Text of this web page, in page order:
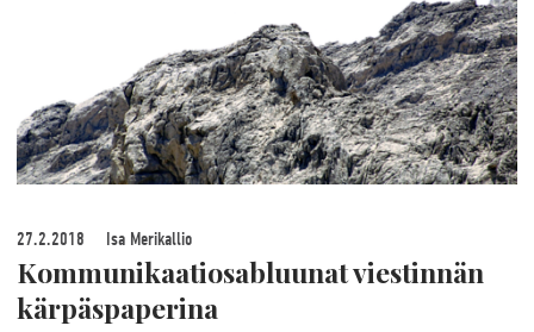
27.2.2018 Isa Merikallio
Kommunikaatiosabluunat viestinnän
kärpäspaperina